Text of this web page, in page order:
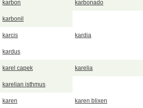
karbon karbonado
karbonil
karcis kardia
kardus
karel capek karelia
karelian isthmus
karen karen blixen